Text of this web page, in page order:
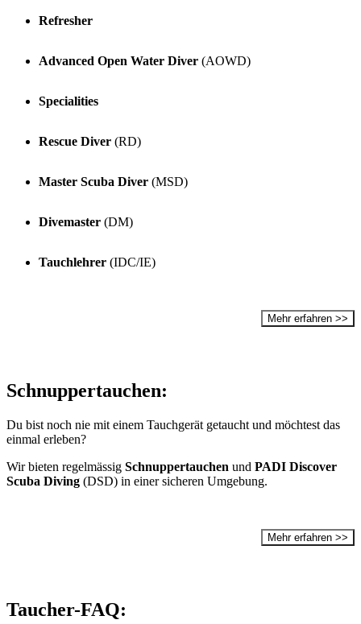
Refresher
Advanced Open Water Diver (AOWD)
Specialities
Rescue Diver (RD)
Master Scuba Diver (MSD)
Divemaster (DM)
Tauchlehrer (IDC/IE)
Mehr erfahren >>
Schnuppertauchen:
Du bist noch nie mit einem Tauchgerät getaucht und möchtest das
einmal erleben?
Wir bieten regelmässig Schnuppertauchen und PADI Discover
Scuba Diving (DSD) in einer sicheren Umgebung.
Mehr erfahren >>
Taucher-FAQ: